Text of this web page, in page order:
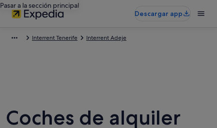
Pasar a la sección principal
Descargar app
Interrent Tenerife Interrent Adeje
Coches de alquiler